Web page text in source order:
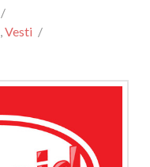
,Vesti